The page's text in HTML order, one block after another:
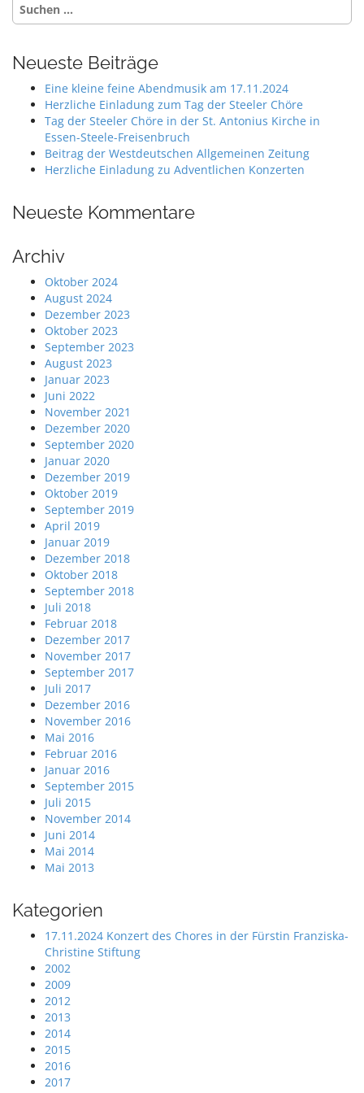
n
v
n
nach:
Neueste Beiträge
Eine kleine feine Abendmusik am 17.11.2024
Herzliche Einladung zum Tag der Steeler Chöre
Tag der Steeler Chöre in der St. Antonius Kirche in
Essen-Steele-Freisenbruch
Beitrag der Westdeutschen Allgemeinen Zeitung
Herzliche Einladung zu Adventlichen Konzerten
Neueste Kommentare
Archiv
Oktober 2024
August 2024
Dezember 2023
Oktober 2023
September 2023
August 2023
Januar 2023
Juni 2022
November 2021
Dezember 2020
September 2020
Januar 2020
Dezember 2019
Oktober 2019
September 2019
April 2019
Januar 2019
Dezember 2018
Oktober 2018
September 2018
Juli 2018
Februar 2018
Dezember 2017
November 2017
September 2017
Juli 2017
Dezember 2016
November 2016
Mai 2016
Februar 2016
Januar 2016
September 2015
Juli 2015
November 2014
Juni 2014
Mai 2014
Mai 2013
Kategorien
17.11.2024 Konzert des Chores in der Fürstin Franziska-
Christine Stiftung
2002
2009
2012
2013
2014
2015
2016
2017